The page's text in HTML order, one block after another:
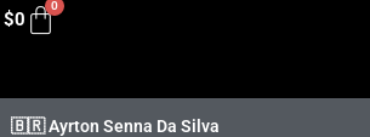
$0
🇧🇷 Ayrton Senna Da Silva